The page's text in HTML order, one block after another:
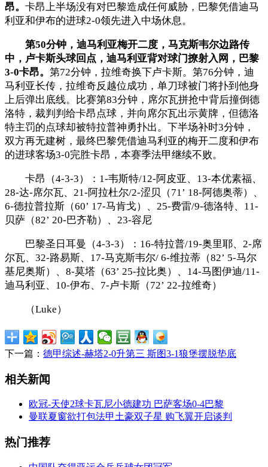
昂。 卡昂上半场没有对巴黎造成任何威胁，巴黎凭借迪马
利亚和伊布的进球2-0领先进入中场休息。
第50分钟，迪马利亚梅开二度，马克斯韦尔边路传
中，卢卡斯头球回点，迪马利亚背对球门撩射入网，巴黎
3-0卡昂。 第72分钟，拉维奇换下卢卡斯。第76分钟，迪
马利亚长传，拉维奇反越位成功，单刀球被门将扑到他身
上后弹出底线。比赛第83分钟，席尔瓦拼抢中背后撞倒德
洛特，裁判判给卡昂点球，并向席尔瓦出示黄牌，但德洛
特主罚的点球却被特拉普神勇扑出。下半场补时3分钟，
双方再无建树，最终巴黎凭借迪马利亚的梅开二度和伊布
的进球客场3-0完胜卡昂，本赛季法甲继续不败。
卡昂（4-3-3）：1-韦斯特/12-阿皮亚、13-本优素福、
28-达-席尔瓦、21-阿拉杜尔/2-涩贝（71’ 18-阿德奥蒂）、
6-德拉普拉斯（60’ 17-马肯戈）、25-费雷/9-德洛特、11-
贝萨（82’ 20-巴齐勒）、23-容尼
巴黎圣日耳曼（4-3-3）：16-特拉普/19-奥里耶、2-席
尔瓦、32-路易斯、17-马克斯韦尔/ 6-维拉蒂（82’ 5-马尔
基尼奥斯）、8-莫塔（63’ 25-拉比奥）、14-马图伊迪/11-
迪马利亚、10-伊布、7-卢卡斯（72’ 22-拉维奇）
（Luke）
下一篇： 德甲综述-赫塔2-0升第三 斯图3-1狼堡摆脱垫底
相关新闻
欧冠-天使2球卡瓦尼小德建功 巴萨客场0-4巴黎
曼联夏窗欲打包法甲土豪双子星 购飞翼开启谈判
热门推荐